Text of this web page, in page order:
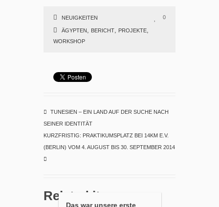
NEUIGKEITEN
ÄGYPTEN, BERICHT, PROJEKTE,
WORKSHOP
0
TUNESIEN – EIN LAND AUF DER SUCHE NACH
SEINER IDENTITÄT
KURZFRISTIG: PRAKTIKUMSPLATZ BEI 14KM E.V.
(BERLIN) VOM 4. AUGUST BIS 30. SEPTEMBER 2014
Related items
Das war unsere erste